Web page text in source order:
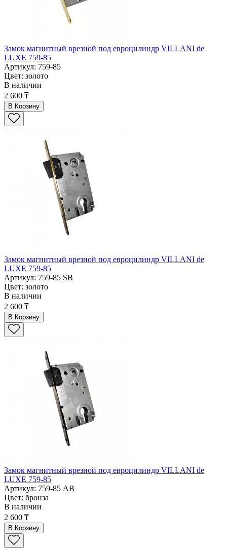
Замок магнитный врезной под евроцилиндр VILLANI de
LUXE 759-85
Артикул: 759-85
Цвет: золото
В наличии
2 600 ₸
В Корзину
Замок магнитный врезной под евроцилиндр VILLANI de
LUXE 759-85
Артикул: 759-85 SB
Цвет: золото
В наличии
2 600 ₸
В Корзину
Замок магнитный врезной под евроцилиндр VILLANI de
LUXE 759-85
Артикул: 759-85 AB
Цвет: бронза
В наличии
2 600 ₸
В Корзину